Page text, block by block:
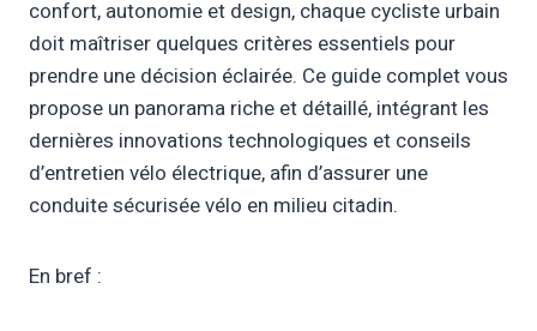
confort, autonomie et design, chaque cycliste urbain
doit maîtriser quelques critères essentiels pour
prendre une décision éclairée. Ce guide complet vous
propose un panorama riche et détaillé, intégrant les
dernières innovations technologiques et conseils
d’entretien vélo électrique, afin d’assurer une
conduite sécurisée vélo en milieu citadin.
En bref :